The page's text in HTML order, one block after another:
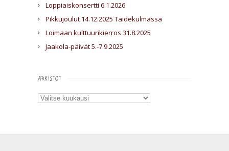
Loppiaiskonsertti 6.1.2026
Pikkujoulut 14.12.2025 Taidekulmassa
Loimaan kulttuurikierros 31.8.2025
Jaakola-päivät 5.-7.9.2025
ARKISTOT
Arkistot